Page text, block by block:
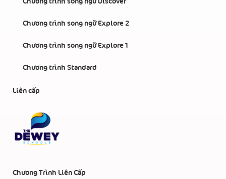
Chương trình song ngữ Discover
Chương trình song ngữ Explore 2
Chương trình song ngữ Explore 1
Chương trình Standard
Liên cấp
Chương Trình Liên Cấp